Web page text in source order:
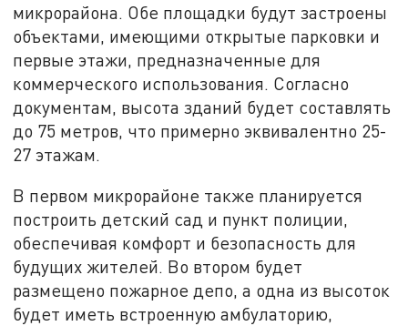
микрорайона. Обе площадки будут застроены
объектами, имеющими открытые парковки и
первые этажи, предназначенные для
коммерческого использования. Согласно
документам, высота зданий будет составлять
до 75 метров, что примерно эквивалентно 25-
27 этажам.
В первом микрорайоне также планируется
построить детский сад и пункт полиции,
обеспечивая комфорт и безопасность для
будущих жителей. Во втором будет
размещено пожарное депо, а одна из высоток
будет иметь встроенную амбулаторию,